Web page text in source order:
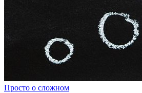
Просто о сложном